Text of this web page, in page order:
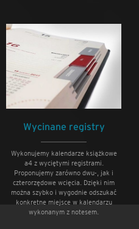
Wycinane registry
Wykonujemy kalendarze książkowe
a4 z wyciętymi registrami.
Proponujemy zarówno dwu-, jak i
czterorzędowe wcięcia. Dzięki nim
można szybko i wygodnie odszukać
konkretne miejsce w kalendarzu
wykonanym z notesem.